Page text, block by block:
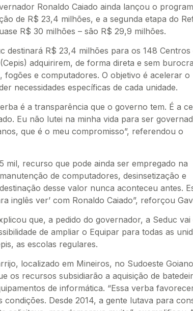
Ronaldo Caiado ainda lançou o
de R$ 23,4 milhões, e a segunda etapa do
R$ 30 milhões – são R$ 29,9 milhões.
destinará R$ 23,4 milhões para os 148 Centros
adquirirem, de forma direta e sem
fogões e computadores. O objetivo é acelerar o
necessidades específicas de cada unidade.
é a transparência que o governo tem. É a
Eu não lutei na minha vida para ser
que é o meu compromisso”, referendou o
mil, recurso que pode ainda ser empregado na
de computadores, desinsetização e
desse valor nunca aconteceu antes.
inglês ver’ com Ronaldo Caiado”, reforçou
que, a pedido do governador, a Seduc vai
de ampliar o Equipar para todas as
as escolas regulares.
localizado em Mineiros, no Sudoeste
os recursos subsidiarão a aquisição de
de informática. “Essa verba
Desde 2014, a gente lutava para